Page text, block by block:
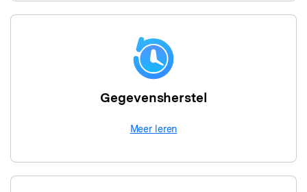
Gegevensherstel
Meer leren